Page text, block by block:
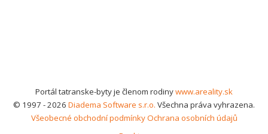
Portál tatranske-byty je členom rodinywww.areality.sk
© 1997 - 2026 Diadema Software s.r.o. Všechna práva vyhrazena.
Všeobecné obchodní podmínkyOchrana osobních údajů